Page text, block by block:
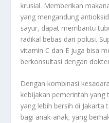
krusial. Memberikan
yang mengandung
sayur, dapat membantu
radikal bebas dari polusi.
vitamin C dan E juga bisa
berkonsultasi dengan
Dengan kombinasi
kebijakan pemerintah yang
yang lebih bersih di Jakarta
bagi anak-anak, yang